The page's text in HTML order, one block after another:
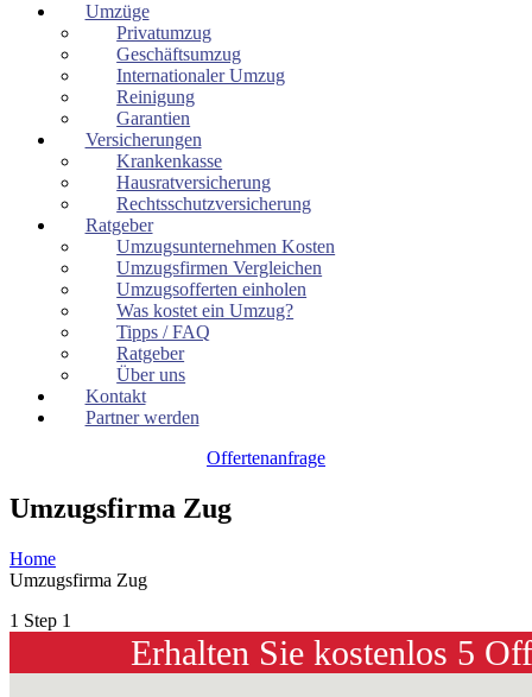
Umzüge
Privatumzug
Geschäftsumzug
Internationaler Umzug
Reinigung
Garantien
Versicherungen
Krankenkasse
Hausratversicherung
Rechtsschutzversicherung
Ratgeber
Umzugsunternehmen Kosten
Umzugsfirmen Vergleichen
Umzugsofferten einholen
Was kostet ein Umzug?
Tipps / FAQ
Ratgeber
Über uns
Kontakt
Partner werden
Offertenanfrage
Umzugsfirma Zug
Home
Umzugsfirma Zug
1 Step 1
Erhalten Sie kostenlos 5